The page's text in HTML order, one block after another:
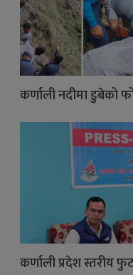
कर्णाली नदीमा डुबेको
कर्णाली प्रदेश स्तरीय